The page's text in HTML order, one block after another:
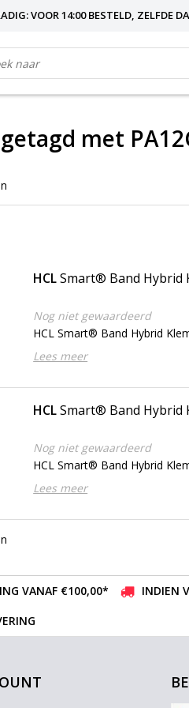
VOOR 14:00 BESTELD, ZELFDE
met
HCLSmart® Band Hybrid
Nog niet gewaardeerd
HCL Smart® Band Hybrid
Lees meer
HCLSmart® Band Hybrid
Nog niet gewaardeerd
HCL Smart® Band Hybrid
Lees meer
VANAF €100,00*
INDIEN